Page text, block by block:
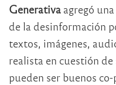
Generativa agregó
de la desinformación
textos, imágenes,
realista en cuestión
pueden ser buenos